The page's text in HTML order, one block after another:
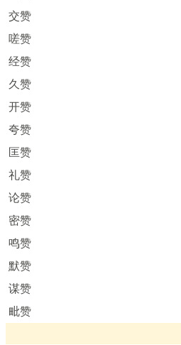
交赞
嗟赞
经赞
久赞
开赞
夸赞
匡赞
礼赞
论赞
密赞
鸣赞
默赞
谋赞
毗赞